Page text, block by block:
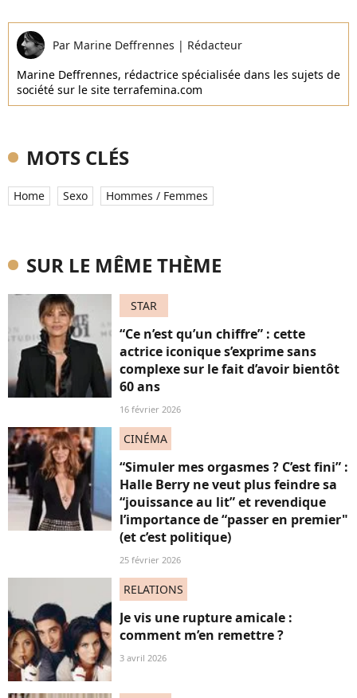
Par Marine Deffrennes | Rédacteur
Marine Deffrennes, rédactrice spécialisée dans les sujets de
société sur le site terrafemina.com
MOTS CLÉS
Home Sexo Hommes / Femmes
SUR LE MÊME THÈME
STAR
“Ce n’est qu’un chiffre” : cette
actrice iconique s’exprime sans
complexe sur le fait d’avoir bientôt
60 ans
16 février 2026
CINÉMA
“Simuler mes orgasmes ? C’est fini” :
Halle Berry ne veut plus feindre sa
“jouissance au lit” et revendique
l’importance de “passer en premier"
(et c’est politique)
25 février 2026
RELATIONS
Je vis une rupture amicale :
comment m’en remettre ?
3 avril 2026